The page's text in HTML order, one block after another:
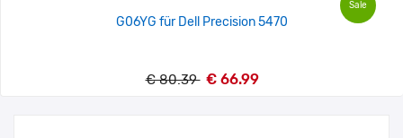
Sale
G06YG für Dell Precision 5470
€ 80.39 € 66.99